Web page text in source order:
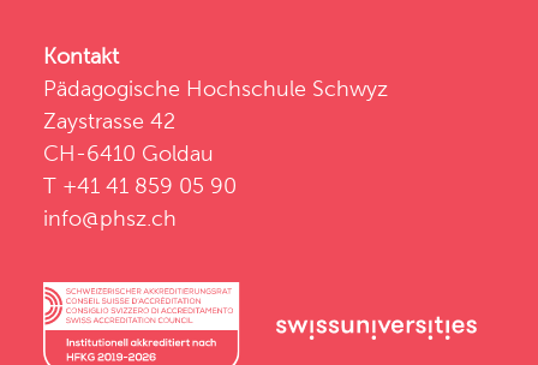
Kontakt
Pädagogische Hochschule Schwyz
Zaystrasse 42
CH-6410 Goldau
T +41 41 859 05 90
info@phsz.ch